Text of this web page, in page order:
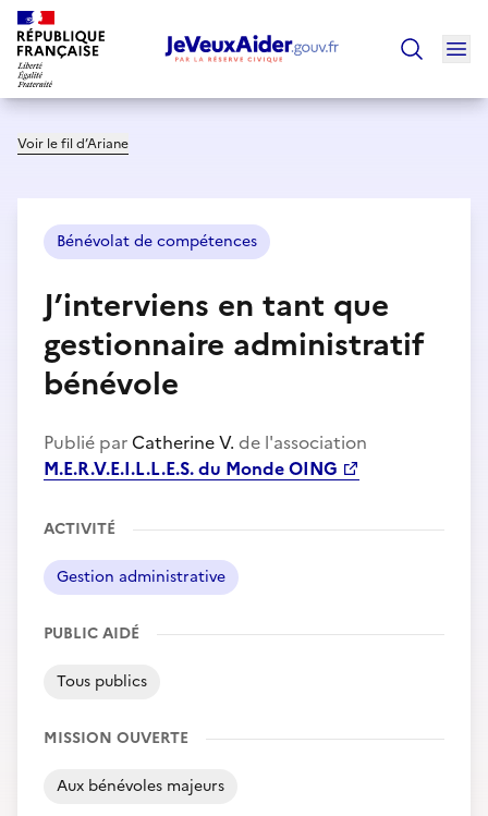
Voir le fil d’Ariane
Bénévolat de compétences
J’interviens en tant que
gestionnaire administratif
bénévole
Publié par Catherine V. de l'association
M.E.R.V.E.I.L.L.E.S. du Monde OING
ACTIVITÉ
Gestion administrative
PUBLIC AIDÉ
Tous publics
MISSION OUVERTE
Aux bénévoles majeurs